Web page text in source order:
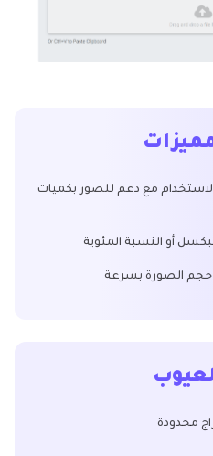
مع دعم للصور بكميات
أو النسبة المئوية
الصورة بسرعة
محدودة